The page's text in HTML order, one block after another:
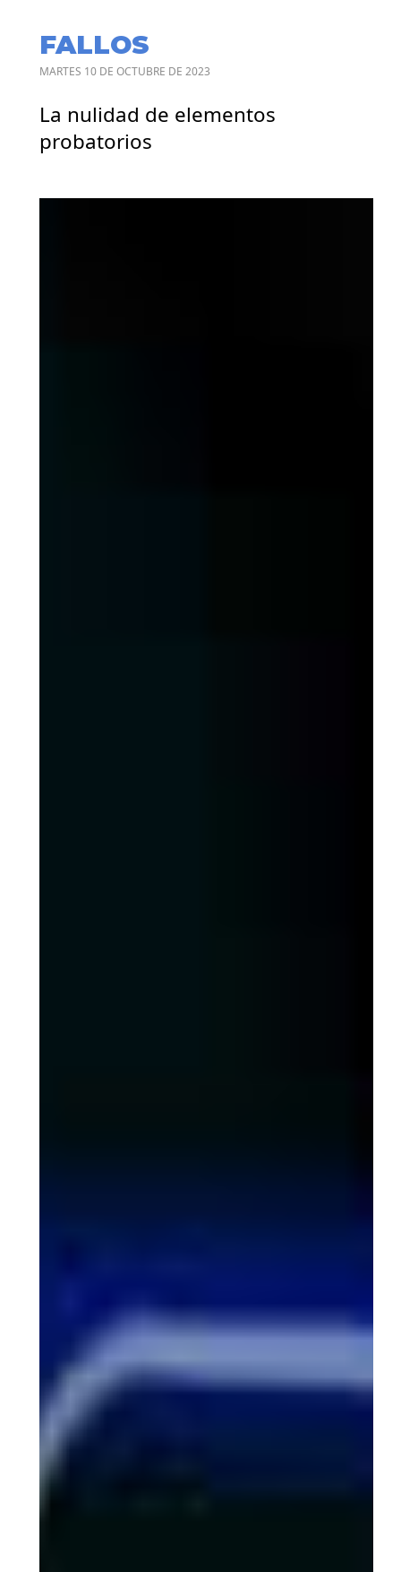
FALLOS
MARTES 10 DE OCTUBRE DE 2023
La nulidad de elementos
probatorios